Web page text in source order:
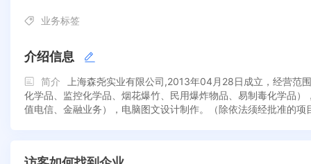
业务标签
介绍信息
简介
上海森尧实业有限公司,2013年04月28日成立，经营范
化学品、监控化学品、烟花爆竹、民用爆炸物品、易制毒化学品
值电信、金融业务），电脑图文设计制作。（除依法须经批准的